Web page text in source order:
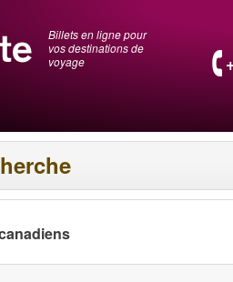
Billets en ligne pour
vos destinations de
voyage